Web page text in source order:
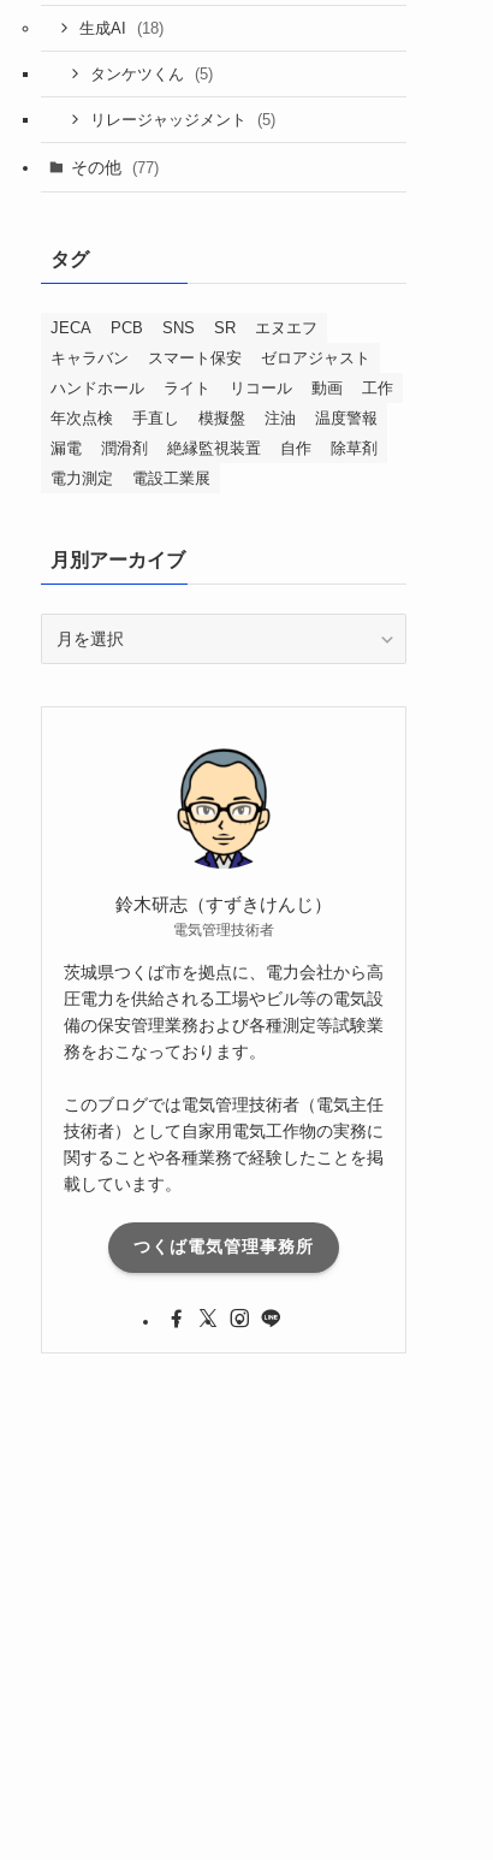
生成AI (18)
タンケツくん (5)
リレージャッジメント (5)
その他 (77)
タグ
JECA PCB SNS SR
エヌエフ
キャラバン
スマート保安
ゼロアジャスト
ハンドホール
ライト リコール 動画
工作
年次点検
手直し 模擬盤 注油
温度警報
漏電
潤滑剤 絶縁監視装置 自作
除草剤
電力測定
電設工業展
月別アーカイブ
ー
鈴木研志（すずきけんじ）
電気管理技術者
茨城県つくば市を拠点に、電力会社から高
圧電力を供給される工場やビル等の電気設
備の保安管理業務および各種測定等試験業
務をおこなっております。
このブログでは電気管理技術者（電気主任
技術者）として自家用電気工作物の実務に
関することや各種業務で経験したことを掲
載しています。
つくば電気管理事務所